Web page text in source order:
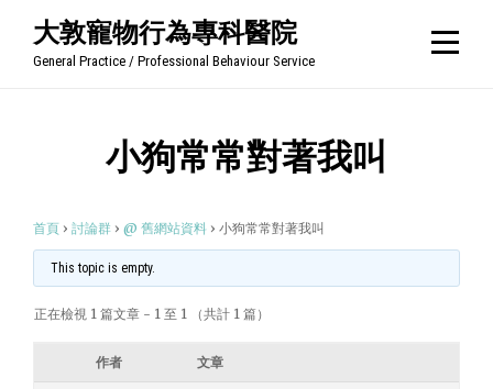
大敦寵物行為專科醫院
General Practice / Professional Behaviour Service
小狗常常對著我叫
首頁 › 討論群 › @ 舊網站資料 › 小狗常常對著我叫
This topic is empty.
正在檢視 1 篇文章 - 1 至 1 （共計 1 篇）
作者 文章